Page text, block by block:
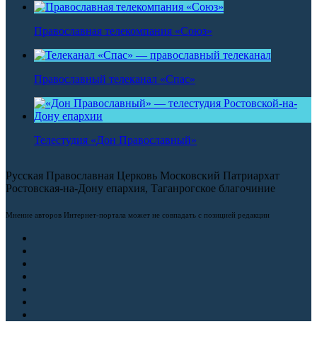
Православная телекомпания «Союз»
Православный телеканал «Спас»
Телестудия «Дон Православный»
Русская Православная Церковь Московский Патриархат
Ростовская-на-Дону епархия, Таганрогское благочиние
Мнение авторов Интернет-портала может не совпадать с позицией редакции